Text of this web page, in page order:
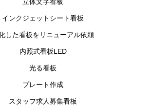
インクジェットシート看板
した看板をリニューアル依頼
内照式看板LED
光る看板
プレート作成
スタッフ求人募集看板